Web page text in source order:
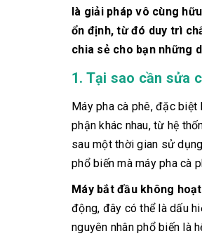
là giải pháp vô cùng
ổn định, từ đó duy trì
chia sẻ cho bạn những
1. Tại sao cần sửa
Máy pha cà phê, đặc
phận khác nhau, từ hệ
sau một thời gian sử
phổ biến mà máy pha cà
Máy bắt đầu không
động, đây có thể là dấu
nguyên nhân phổ biến là